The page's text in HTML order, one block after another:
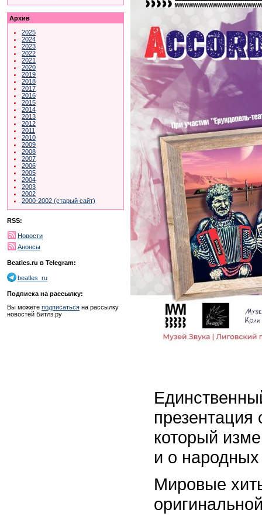
Архив
2025
2024
2023
2022
2021
2020
2019
2018
2017
2016
2015
2014
2013
2012
2011
2010
2009
2008
2007
2006
2005
2004
2003
2002
2000-2002 (старый сайт)
RSS:
Новости
Анонсы
Beatles.ru в Telegram:
beatles_ru
Подписка на рассылку:
Вы можете подписаться на рассылку
новостей Битлз.ру
презентация
который
и о
Мировые